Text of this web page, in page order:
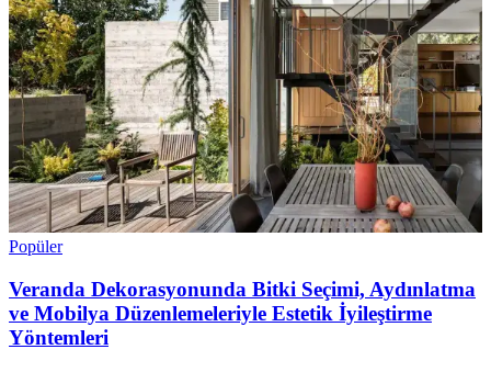
Popüler
Veranda Dekorasyonunda Bitki Seçimi, Aydınlatma
ve Mobilya Düzenlemeleriyle Estetik İyileştirme
Yöntemleri